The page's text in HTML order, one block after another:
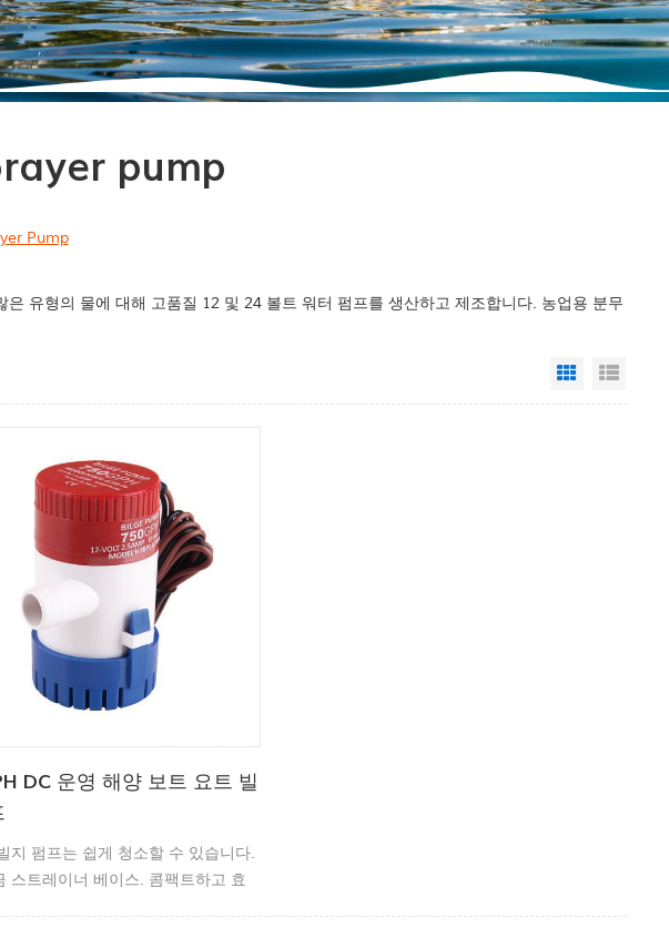
pump
Pump
유형의 물에 대해 고품질 12 및 24 볼트 워터 펌프를 생산하고 제조합니다. 농업용 분무
Grid View
DC 운영 해양 보트 요트 빌
지 펌프는 쉽게 청소할 수 있습니다.
스트레이너 베이스. 콤팩트하고 효